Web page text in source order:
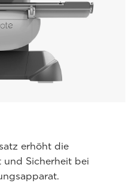
erhöht die
und Sicherheit bei